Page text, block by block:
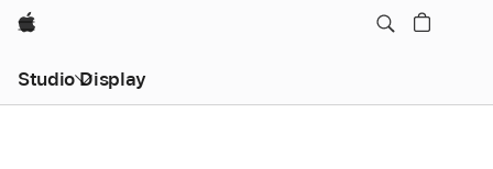
Apple
Studio Display